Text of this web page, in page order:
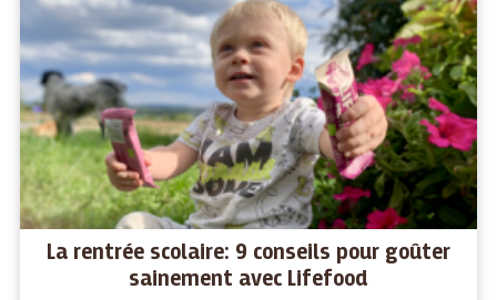
La rentrée scolaire: 9 conseils pour goûter
sainement avec Lifefood